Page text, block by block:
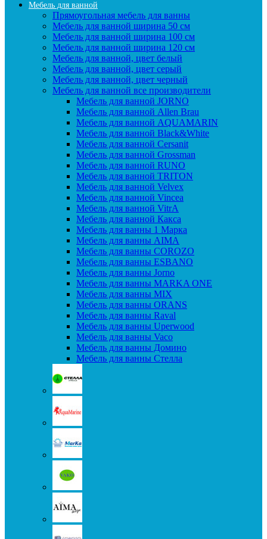
Мебель для ванной
Прямоугольная мебель для ванны
Мебель для ванной ширина 50 см
Мебель для ванной ширина 100 см
Мебель для ванной ширина 120 см
Мебель для ванной, цвет белый
Мебель для ванной, цвет серый
Мебель для ванной, цвет черный
Мебель для ванной все производители
Мебель для ванной JORNO
Мебель для ванной Allen Brau
Мебель для ванной AQUAMARIN
Мебель для ванной Black&White
Мебель для ванной Cersanit
Мебель для ванной Grossman
Мебель для ванной RUNO
Мебель для ванной TRITON
Мебель для ванной Velvex
Мебель для ванной Vincea
Мебель для ванной VitrA
Мебель для ванной Какса
Мебель для ванны 1 Марка
Мебель для ванны AIMA
Мебель для ванны COROZO
Мебель для ванны ESBANO
Мебель для ванны Jorno
Мебель для ванны MARKA ONE
Мебель для ванны MIX
Мебель для ванны ORANS
Мебель для ванны Raval
Мебель для ванны Uperwood
Мебель для ванны Vaco
Мебель для ванны Домино
Мебель для ванны Стелла